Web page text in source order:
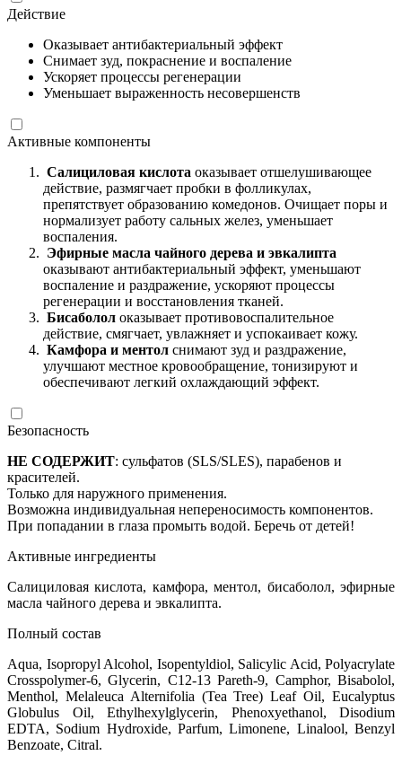
Действие
Оказывает антибактериальный эффект
Снимает зуд, покраснение и воспаление
Ускоряет процессы регенерации
Уменьшает выраженность несовершенств
Активные компоненты
Салициловая кислота оказывает отшелушивающее
действие, размягчает пробки в фолликулах,
препятствует образованию комедонов. Очищает поры и
нормализует работу сальных желез, уменьшает
воспаления.
Эфирные масла чайного дерева и эвкалипта
оказывают антибактериальный эффект, уменьшают
воспаление и раздражение, ускоряют процессы
регенерации и восстановления тканей.
Бисаболол оказывает противовоспалительное
действие, смягчает, увлажняет и успокаивает кожу.
Камфора и ментол снимают зуд и раздражение,
улучшают местное кровообращение, тонизируют и
обеспечивают легкий охлаждающий эффект.
Безопасность
НЕ СОДЕРЖИТ: сульфатов (SLS/SLES), парабенов и
красителей.
Только для наружного применения.
Возможна индивидуальная непереносимость компонентов.
При попадании в глаза промыть водой. Беречь от детей!
Активные ингредиенты
Салициловая кислота, камфора, ментол, бисаболол, эфирные
масла чайного дерева и эвкалипта.
Полный состав
Aqua, Isopropyl Alcohol, Isopentyldiol, Salicylic Acid, Polyacrylate
Crosspolymer-6, Glycerin, C12-13 Pareth-9, Camphor, Bisabolol,
Menthol, Melaleuca Alternifolia (Tea Tree) Leaf Oil, Eucalyptus
Globulus Oil, Ethylhexylglycerin, Phenoxyethanol, Disodium
EDTA, Sodium Hydroxide, Parfum, Limonene, Linalool, Benzyl
Benzoate, Citral.